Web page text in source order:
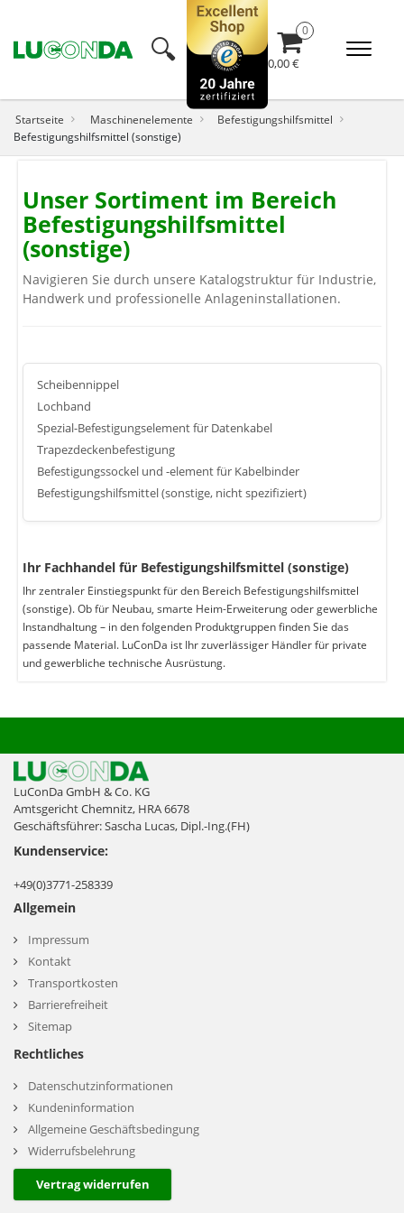
🔍︎ 0,00 €
Startseite Maschinenelemente
Befestigungshilfsmittel
Befestigungshilfsmittel (sonstige)
Unser Sortiment im Bereich
Befestigungshilfsmittel
(sonstige)
Navigieren Sie durch unsere Katalogstruktur für Industrie,
Handwerk und professionelle Anlageninstallationen.
Scheibennippel
Lochband
Spezial-Befestigungselement für Datenkabel
Trapezdeckenbefestigung
Befestigungssockel und -element für Kabelbinder
Befestigungshilfsmittel (sonstige, nicht spezifiziert)
Ihr Fachhandel für Befestigungshilfsmittel (sonstige)
Ihr zentraler Einstiegspunkt für den Bereich Befestigungshilfsmittel
(sonstige). Ob für Neubau, smarte Heim-Erweiterung oder gewerbliche
Instandhaltung – in den folgenden Produktgruppen finden Sie das
passende Material. LuConDa ist Ihr zuverlässiger Händler für private
und gewerbliche technische Ausrüstung.
LuConDa GmbH & Co. KG
Amtsgericht Chemnitz, HRA 6678
Geschäftsführer: Sascha Lucas, Dipl.-Ing.(FH)
Kundenservice:
+49(0)3771-258339
Allgemein
Impressum
Kontakt
Transportkosten
Barrierefreiheit
Sitemap
Rechtliches
Datenschutzinformationen
Kundeninformation
Allgemeine Geschäftsbedingung
Widerrufsbelehrung
Vertrag widerrufen